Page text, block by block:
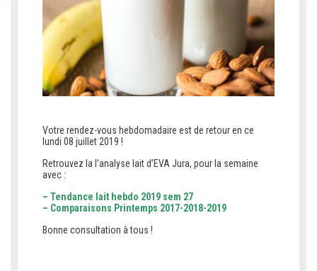
Votre rendez-vous hebdomadaire est de retour en ce
lundi 08 juillet 2019 !
Retrouvez la l’analyse lait d’EVA Jura, pour la semaine
avec :
– Tendance lait hebdo 2019 sem 27
– Comparaisons Printemps 2017-2018-2019
Bonne consultation à tous !